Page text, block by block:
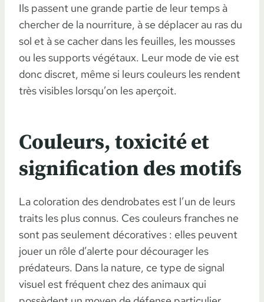
Ils passent une grande partie de leur temps à
chercher de la nourriture, à se déplacer au ras du
sol et à se cacher dans les feuilles, les mousses
ou les supports végétaux. Leur mode de vie est
donc discret, même si leurs couleurs les rendent
très visibles lorsqu’on les aperçoit.
Couleurs, toxicité et
signification des motifs
La coloration des dendrobates est l’un de leurs
traits les plus connus. Ces couleurs franches ne
sont pas seulement décoratives : elles peuvent
jouer un rôle d’alerte pour décourager les
prédateurs. Dans la nature, ce type de signal
visuel est fréquent chez des animaux qui